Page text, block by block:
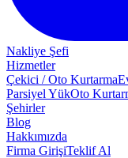
Nakliye Şefi
Hizmetler
Çekici / Oto Kurtarma
Parsiyel YükOto
Şehirler
Blog
Hakkımızda
Firma GirişiTeklif Al